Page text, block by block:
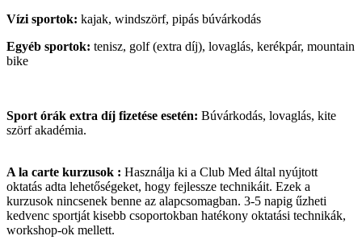
Vízi sportok: kajak, windszörf, pipás búvárkodás
Egyéb sportok: tenisz, golf (extra díj), lovaglás, kerékpár, mountain
bike
Sport órák extra díj fizetése esetén: Búvárkodás, lovaglás, kite
szörf akadémia.
A la carte kurzusok : Használja ki a Club Med által nyújtott
oktatás adta lehetőségeket, hogy fejlessze technikáit. Ezek a
kurzusok nincsenek benne az alapcsomagban. 3-5 napig űzheti
kedvenc sportját kisebb csoportokban hatékony oktatási technikák,
workshop-ok mellett.